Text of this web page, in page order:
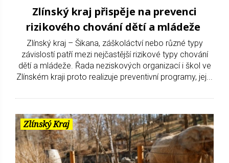
Zlínský kraj přispěje na prevenci
rizikového chování dětí a mládeže
Zlínský kraj – Šikana, záškoláctví nebo různé typy
závislostí patří mezi nejčastější rizikové typy chování
dětí a mládeže. Řada neziskových organizací i škol ve
Zlínském kraji proto realizuje preventivní programy, jej...
Zlínský Kraj